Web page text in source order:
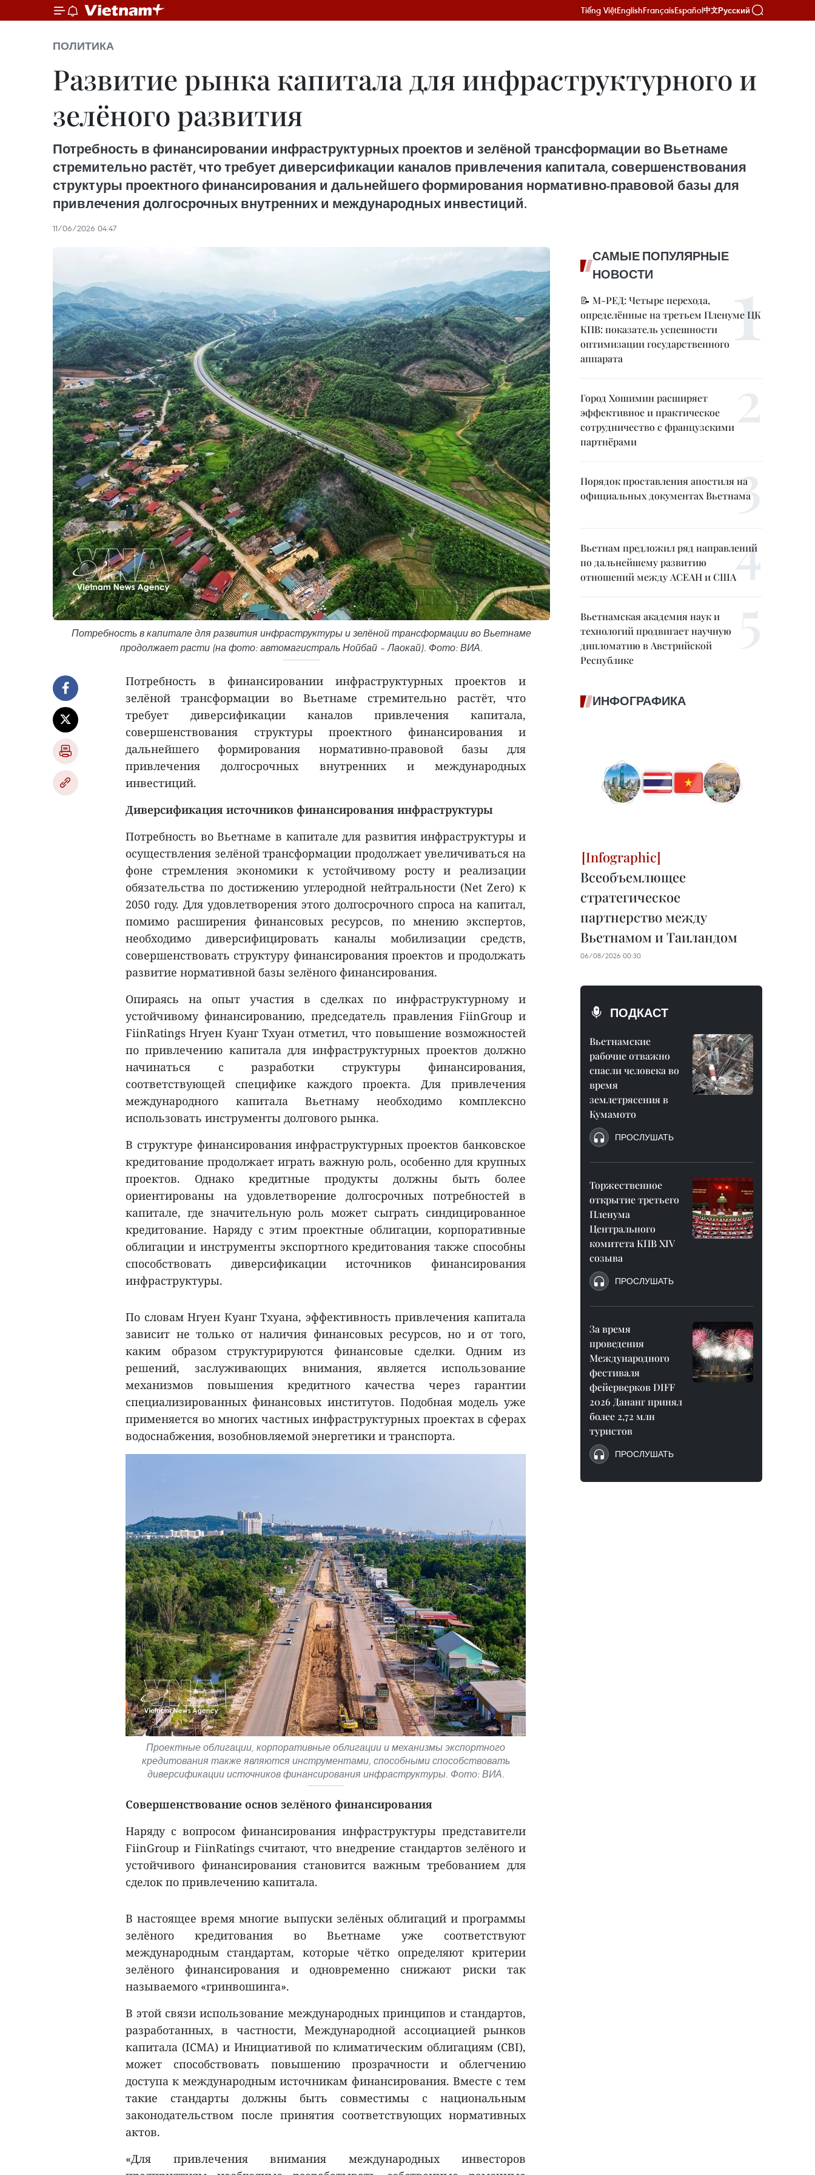
Tiếng ViệtEnglishFrançaisEspañol中文Русский
ПОЛИТИКА
Развитие рынка капитала для инфраструктурного и
зелёного развития
Потребность в финансировании инфраструктурных проектов и зелёной трансформации во Вьетнаме
стремительно растёт, что требует диверсификации каналов привлечения капитала, совершенствования
структуры проектного финансирования и дальнейшего формирования нормативно-правовой базы для
привлечения долгосрочных внутренних и международных инвестиций.
11/06/2026 04:47
Потребность в капитале для развития инфраструктуры и зелёной трансформации во Вьетнаме
продолжает расти (на фото: автомагистраль Нойбай – Лаокай). Фото: ВИА.
Потребность в финансировании инфраструктурных проектов и
зелёной трансформации во Вьетнаме стремительно растёт, что
требует диверсификации каналов привлечения капитала,
совершенствования структуры проектного финансирования и
дальнейшего формирования нормативно-правовой базы для
привлечения долгосрочных внутренних и международных
инвестиций.
Диверсификация источников финансирования инфраструктуры
Потребность во Вьетнаме в капитале для развития инфраструктуры и
осуществления зелёной трансформации продолжает увеличиваться на
фоне стремления экономики к устойчивому росту и реализации
обязательства по достижению углеродной нейтральности (Net Zero) к
2050 году. Для удовлетворения этого долгосрочного спроса на капитал,
помимо расширения финансовых ресурсов, по мнению экспертов,
необходимо диверсифицировать каналы мобилизации средств,
совершенствовать структуру финансирования проектов и продолжать
развитие нормативной базы зелёного финансирования.
Опираясь на опыт участия в сделках по инфраструктурному и
устойчивому финансированию, председатель правления FiinGroup и
FiinRatings Нгуен Куанг Тхуан отметил, что повышение возможностей
по привлечению капитала для инфраструктурных проектов должно
начинаться с разработки структуры финансирования,
соответствующей специфике каждого проекта. Для привлечения
международного капитала Вьетнаму необходимо комплексно
использовать инструменты долгового рынка.
В структуре финансирования инфраструктурных проектов банковское
кредитование продолжает играть важную роль, особенно для крупных
проектов. Однако кредитные продукты должны быть более
ориентированы на удовлетворение долгосрочных потребностей в
капитале, где значительную роль может сыграть синдицированное
кредитование. Наряду с этим проектные облигации, корпоративные
облигации и инструменты экспортного кредитования также способны
способствовать диверсификации источников финансирования
инфраструктуры.
По словам Нгуен Куанг Тхуана, эффективность привлечения капитала
зависит не только от наличия финансовых ресурсов, но и от того,
каким образом структурируются финансовые сделки. Одним из
решений, заслуживающих внимания, является использование
механизмов повышения кредитного качества через гарантии
специализированных финансовых институтов. Подобная модель уже
применяется во многих частных инфраструктурных проектах в сферах
водоснабжения, возобновляемой энергетики и транспорта.
Проектные облигации, корпоративные облигации и механизмы экспортного
кредитования также являются инструментами, способными способствовать
диверсификации источников финансирования инфраструктуры. Фото: ВИА.
Совершенствование основ зелёного финансирования
Наряду с вопросом финансирования инфраструктуры представители
FiinGroup и FiinRatings считают, что внедрение стандартов зелёного и
устойчивого финансирования становится важным требованием для
сделок по привлечению капитала.
В настоящее время многие выпуски зелёных облигаций и программы
зелёного кредитования во Вьетнаме уже соответствуют
международным стандартам, которые чётко определяют критерии
зелёного финансирования и одновременно снижают риски так
называемого «гринвошинга».
В этой связи использование международных принципов и стандартов,
разработанных, в частности, Международной ассоциацией рынков
капитала (ICMA) и Инициативой по климатическим облигациям (CBI),
может способствовать повышению прозрачности и облегчению
доступа к международным источникам финансирования. Вместе с тем
такие стандарты должны быть совместимы с национальным
законодательством после принятия соответствующих нормативных
актов.
«Для привлечения внимания международных инвесторов
САМЫЕ ПОПУЛЯРНЫЕ
НОВОСТИ
📝 М-РЕД: Четыре перехода,
определённые на третьем Пленуме ЦК
КПВ: показатель успешности
оптимизации государственного
аппарата
Город Хошимин расширяет
эффективное и практическое
сотрудничество с французскими
партнёрами
Порядок проставления апостиля на
официальных документах Вьетнама
Вьетнам предложил ряд направлений
по дальнейшему развитию
отношений между АСЕАН и США
Вьетнамская академия наук и
технологий продвигает научную
дипломатию в Австрийской
Республике
ИНФОГРАФИКА
Всеобъемлющее
стратегическое
партнерство между
Вьетнамом и Таиландом
06/08/2026 00:30
ПОДКАСТ
Вьетнамские
рабочие отважно
спасли человека во
время
землетрясения в
Кумамото
ПРОСЛУШАТЬ
Торжественное
открытие третьего
Пленума
Центрального
комитета КПВ XIV
созыва
ПРОСЛУШАТЬ
За время
проведения
Международного
фестиваля
фейерверков DIFF
2026 Дананг принял
более 2,72 млн
туристов
ПРОСЛУШАТЬ